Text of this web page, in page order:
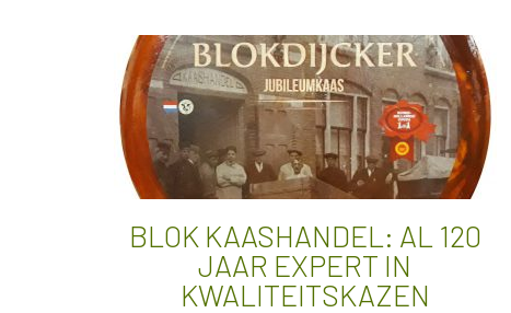
BLOK KAASHANDEL: AL 120
JAAR EXPERT IN
KWALITEITSKAZEN